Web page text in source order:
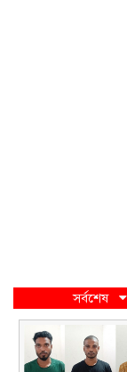
সর্বশেষ